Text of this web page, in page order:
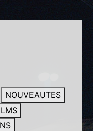
NOUVEAUTES